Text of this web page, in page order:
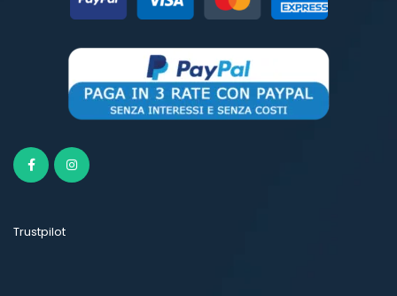
Trustpilot